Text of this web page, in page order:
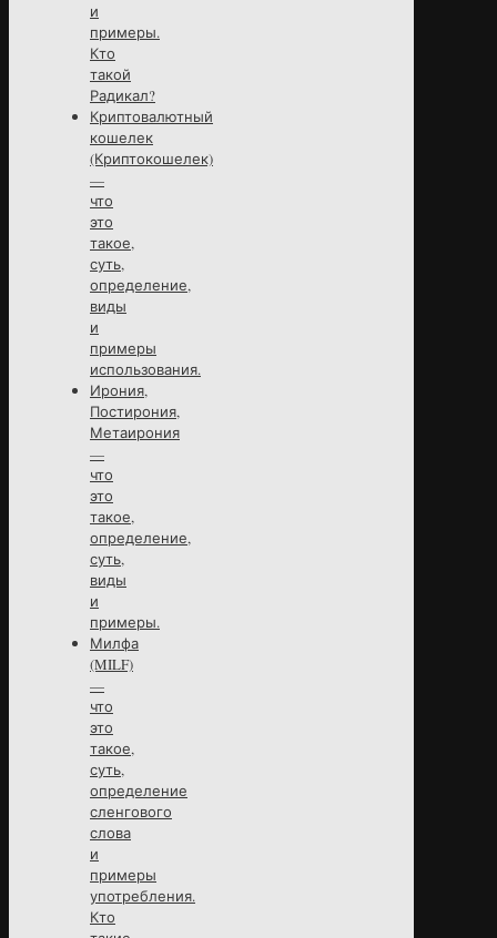
и
примеры.
Кто
такой
Радикал?
Криптовалютный
кошелек
(Криптокошелек)
—
что
это
такое,
суть,
определение,
виды
и
примеры
использования.
Ирония,
Постирония,
Метаирония
—
что
это
такое,
определение,
суть,
виды
и
примеры.
Милфа
(MILF)
—
что
это
такое,
суть,
определение
сленгового
слова
и
примеры
употребления.
Кто